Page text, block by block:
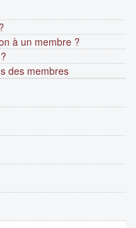
à un membre ?
des membres